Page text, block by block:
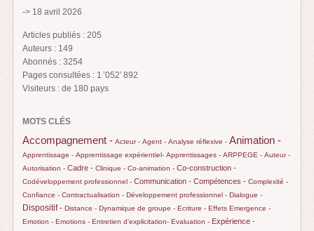
-> 18 avril 2026
Articles publiés : 205
Auteurs : 149
Abonnés : 3254
Pages consultées : 1 ’052’ 892
Visiteurs : de 180 pays
MOTS CLÉS
Accompagnement - Acteur - Agent - Analyse réflexive - Animation -
Apprentissage - Apprentissage expérientiel- Apprentissages - ARPPEGE - Auteur -
Autorisation - Cadre - Clinique - Co-animation - Co-construction -
Codéveloppement professionnel - Communication - Compétences - Complexité -
Confiance - Contractualisation - Développement professionnel - Dialogue -
Dispositif - Distance - Dynamique de groupe - Ecriture - Effets Emergence -
Emotion - Emotions - Entretien d’explicitation- Evaluation - Expérience -